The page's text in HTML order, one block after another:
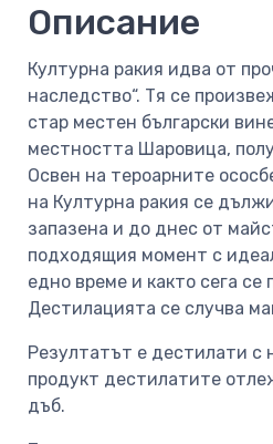
Описание
Културна ракия идва от
наследство“. Тя се
стар местен български
местността Шаровица,
Освен на тероарните
на Културна ракия се
запазена и до днес от
подходящия момент с
едно време и както сега
Дестилацията се случва
Резултатът е дестилати с
продукт дестилатите
дъб.